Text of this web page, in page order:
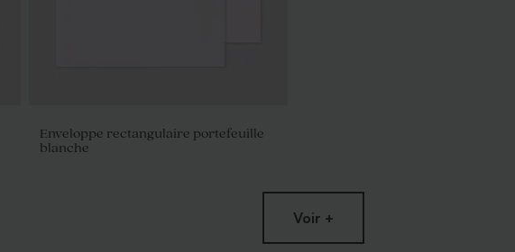
Enveloppe rectangulaire portefeuille
blanche
Voir +